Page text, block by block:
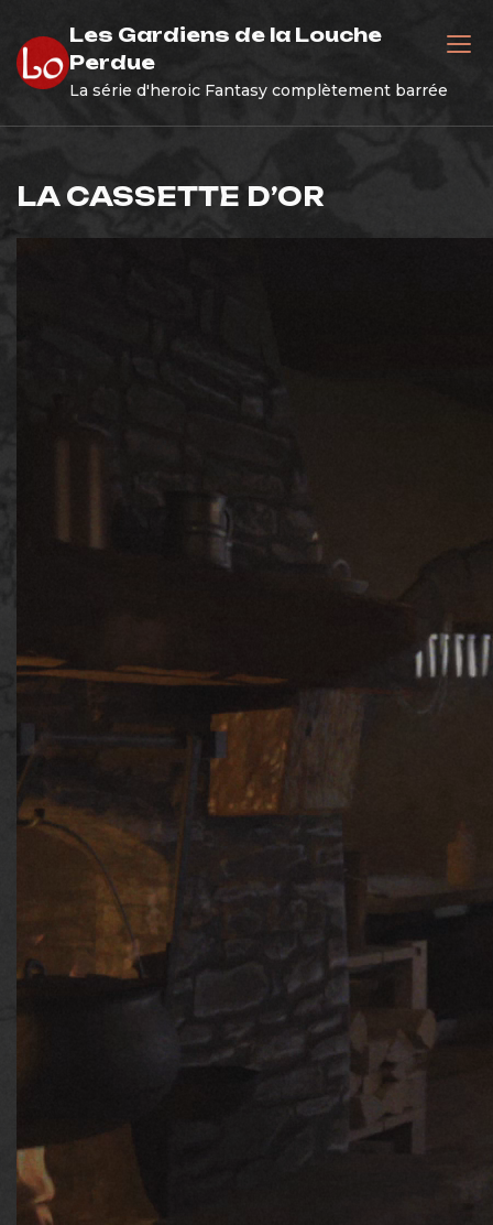
content
Les Gardiens de la Louche
Perdue
La série d'heroic Fantasy complètement barrée
LA CASSETTE D’OR